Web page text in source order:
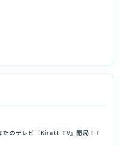
たのテレビ『Kiratt TV』開局！！